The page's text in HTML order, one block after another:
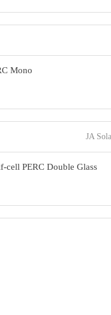
Mono
cell PERC Double Glass